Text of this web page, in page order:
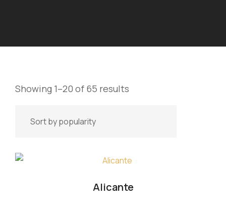
Showing 1–20 of 65 results
Alicante